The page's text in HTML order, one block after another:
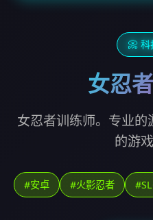
📀 科
女忍
女忍者训练师。专业
的游
#安卓 #火影忍者